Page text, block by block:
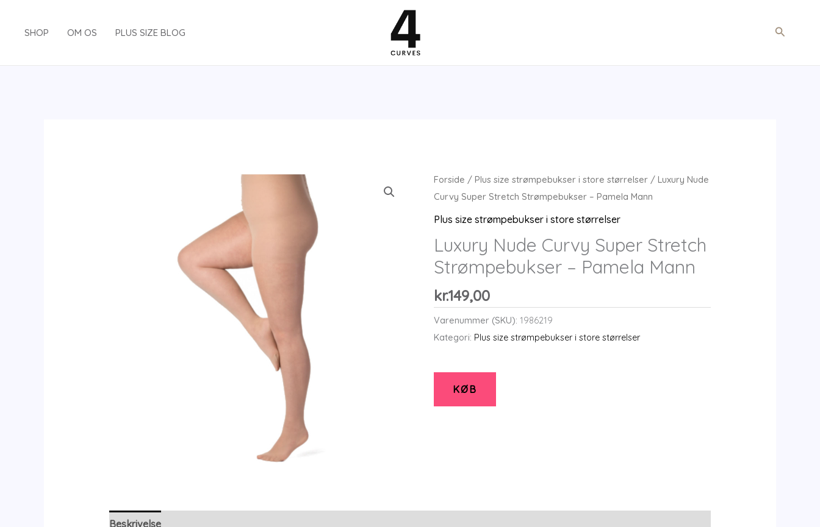
SHOP OM OS PLUS SIZE BLOG Søg
Forside /Plus size strømpebukser i store størrelser / Luxury Nude
Curvy Super Stretch Strømpebukser – Pamela Mann
Plus size strømpebukser i store størrelser
Luxury Nude Curvy Super Stretch
Strømpebukser – Pamela Mann
kr.149,00
Varenummer (SKU):1986219
Kategori: Plus size strømpebukser i store størrelser
KØB
Beskrivelse